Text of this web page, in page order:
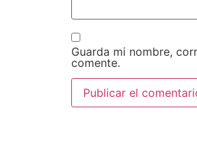
Guarda mi nombre,
comente.